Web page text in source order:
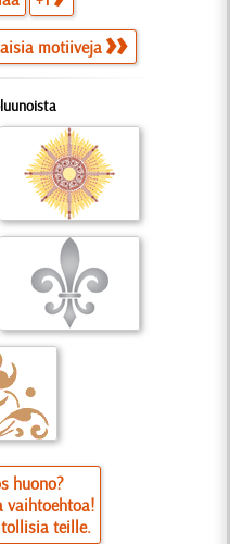
motiiveja
huono?
vaihtoehtoa!
teille.